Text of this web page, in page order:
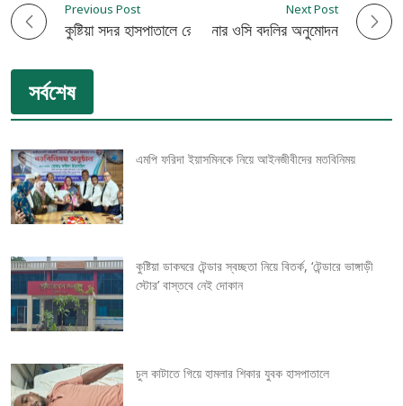
P
o
s
t
n
a
v
i
a
Previous Post
কুষ্টিয়া সদর হাসপাতালে রোগী লাঞ্ছিত
Next Post
৩৩৮ থানার ওসি বদলির অনুমোদন
সর্বশেষ
এমপি ফরিদা ইয়াসমিনকে নিয়ে আইনজীবীদের মতবিনিময়
কুষ্টিয়া ডাকঘরে টেন্ডার স্বচ্ছতা নিয়ে বিতর্ক, ‘টেন্ডারে ভাঙ্গাড়ী
স্টোর’ বাস্তবে নেই দোকান
চুল কাটাতে গিয়ে হামলার শিকার যুবক হাসপাতালে